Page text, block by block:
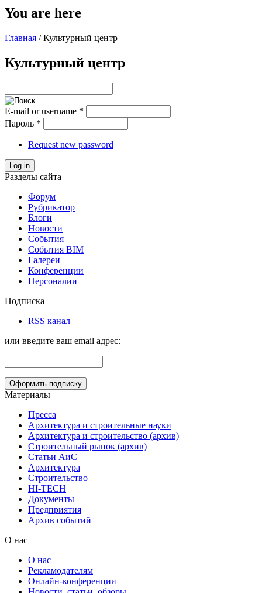
You are here
Главная / Культурный центр
Культурный центр
E-mail or username *
Пароль *
Request new password
Log in
Разделы сайта
Форум
Рубрикатор
Блоги
Новости
События
События BIM
Галереи
Конференции
Персоналии
Подписка
RSS канал
или введите ваш email адрес:
Материалы
Пресса
Архитектура и строительные науки
Архитектура и строительство (архив)
Строительный рынок (архив)
Статьи АиС
Архитектура
Строительство
HI-TECH
Документы
Предприятия
Архив событий
О нас
О нас
Рекламодателям
Онлайн-конференции